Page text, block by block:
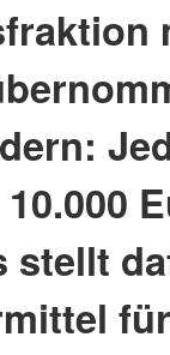
stellt